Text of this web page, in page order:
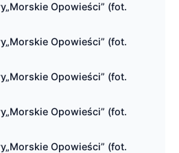
Opowieści” (fot.
Opowieści” (fot.
Opowieści” (fot.
Opowieści” (fot.
Opowieści” (fot.